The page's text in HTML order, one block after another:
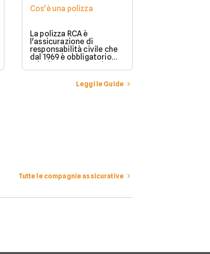
Cos'è una polizza
La polizza RCA è
l'assicurazione di
responsabilità civile che
dal 1969 è obbligatorio
stipulare per possedere e
guidare in Italia un
veicolo a motore.Leggi le Guide
Tutte le compagnie assicurative